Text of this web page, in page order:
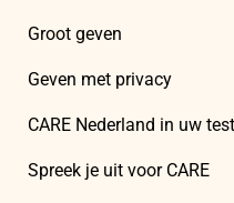
Groot geven
Geven met privacy
CARE Nederland in uw
Spreek je uit voor CARE